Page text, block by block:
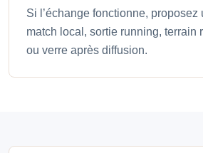
Si l’échange fonctionne, proposez
match local, sortie running, terrain
ou verre après diffusion.